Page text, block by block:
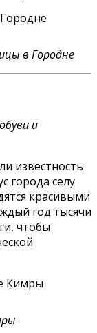
в Городне
и
известность
города селу
красивыми
год тысячи
чтобы